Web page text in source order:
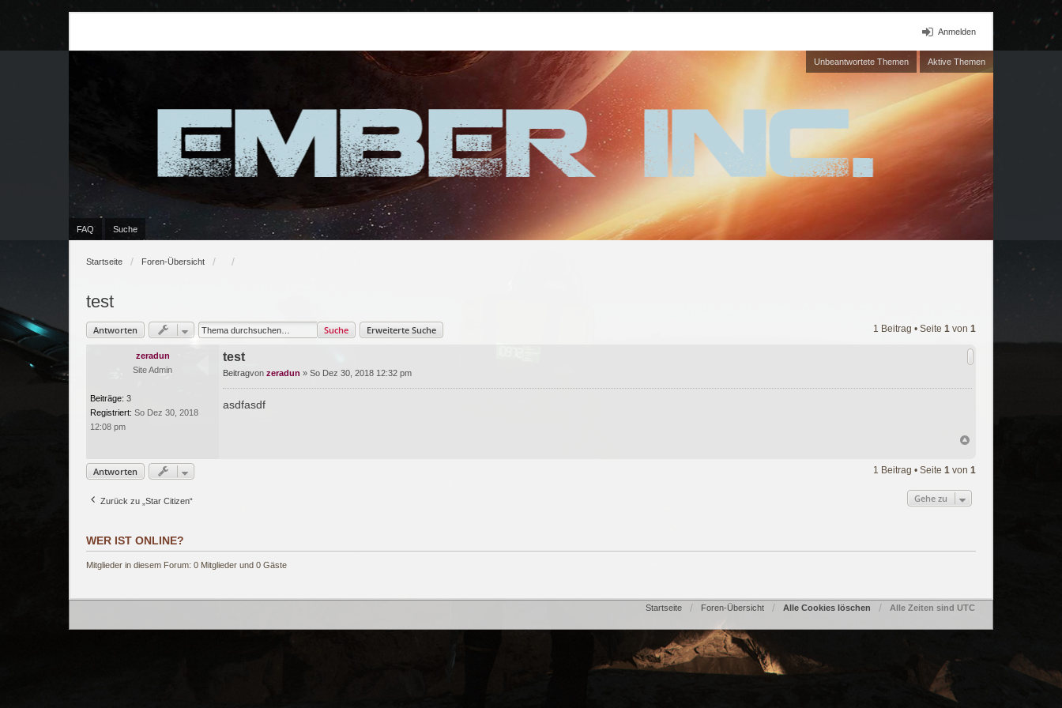
Anmelden
Unbeantwortete Themen Aktive Themen
FAQ Suche
Startseite Foren-Übersicht
test
Antworten Suche Erweiterte Suche 1 Beitrag • Seite 1 von 1
zeradun
Site Admin
Beiträge: 3
Registriert: So Dez 30, 2018
12:08 pm
test
Beitragvon zeradun » So Dez 30, 2018 12:32 pm
asdfasdf
Antworten 1 Beitrag • Seite 1 von 1
Zurück zu „Star Citizen“ Gehe zu
WER IST ONLINE?
Mitglieder in diesem Forum: 0 Mitglieder und 0 Gäste
Startseite Foren-Übersicht Alle Cookies löschen Alle Zeiten sind UTC